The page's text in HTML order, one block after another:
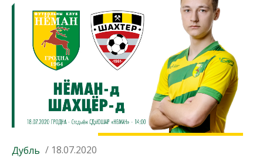
Дубль / 18.07.2020